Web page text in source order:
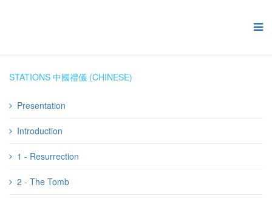
STATIONS 中國禮儀 (CHINESE)
Presentation
Introduction
1 - Resurrection
2 - The Tomb